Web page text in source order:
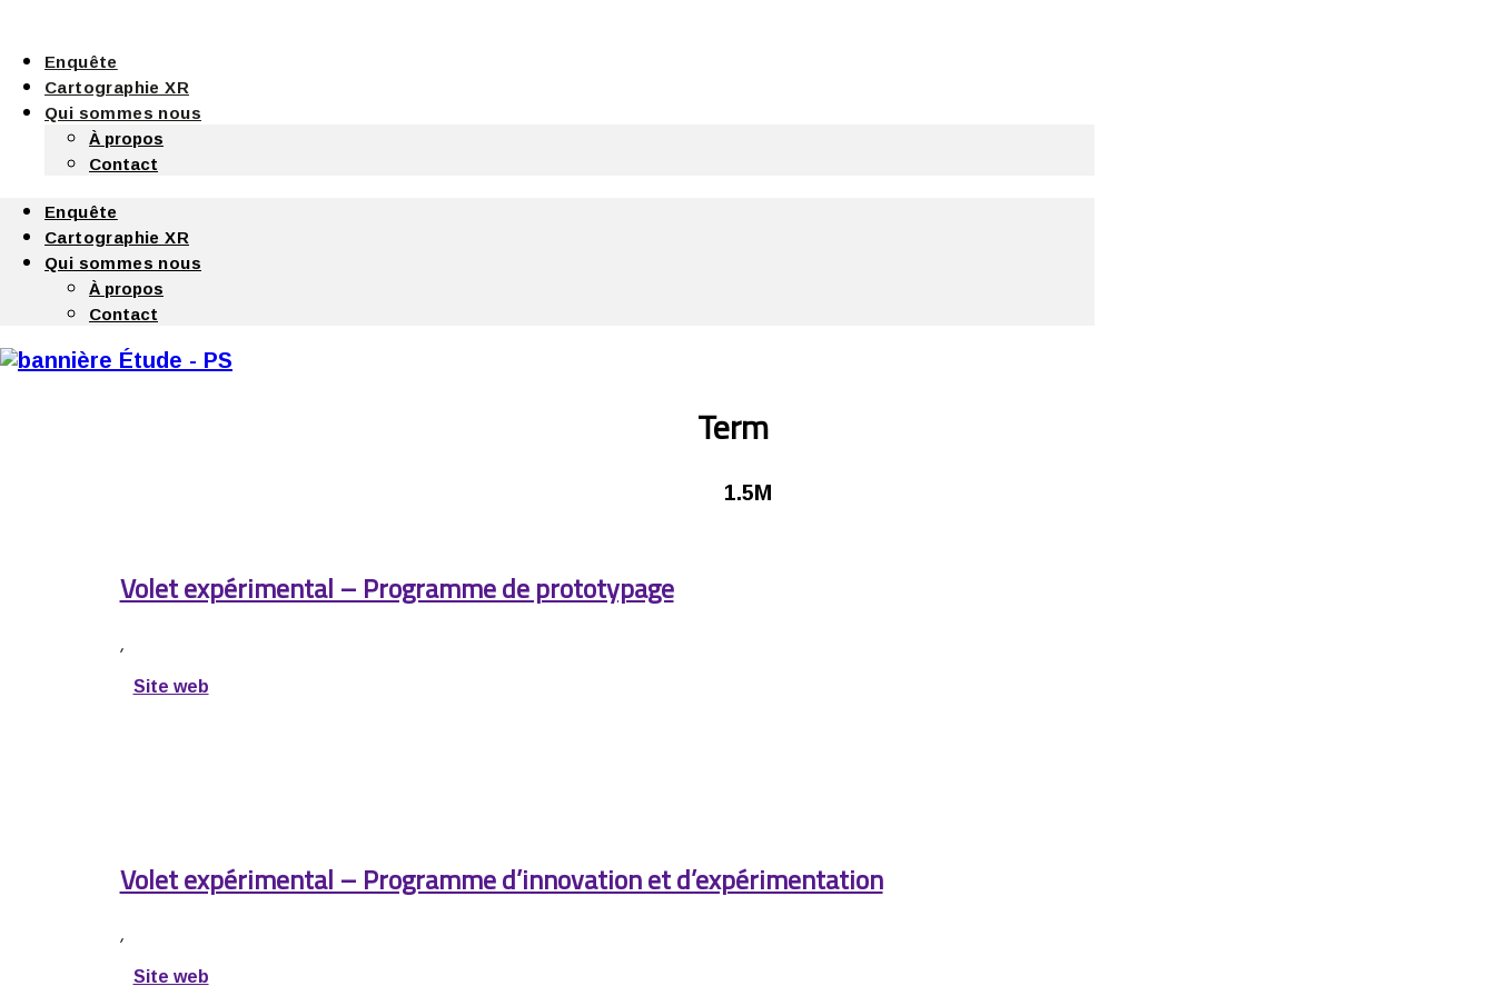
Enquête
Cartographie XR
Qui sommes nous
À propos
Contact
Enquête
Cartographie XR
Qui sommes nous
À propos
Contact
Term
1.5M
Volet expérimental – Programme de prototypage
,
Site web
Volet expérimental – Programme d’innovation et d’expérimentation
,
Site web